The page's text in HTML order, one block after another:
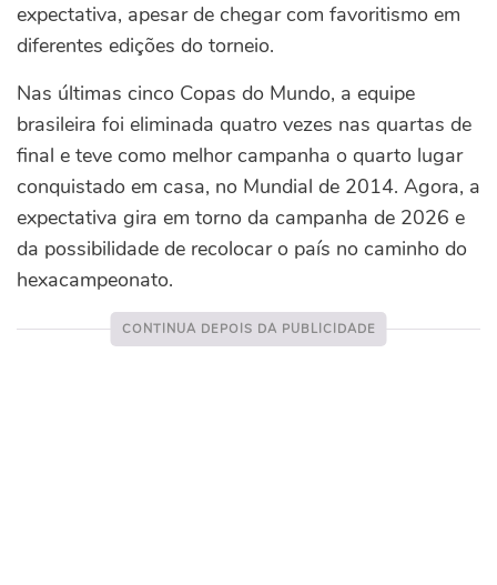
expectativa, apesar de chegar com favoritismo em
diferentes edições do torneio.
Nas últimas cinco Copas do Mundo, a equipe
brasileira foi eliminada quatro vezes nas quartas de
final e teve como melhor campanha o quarto lugar
conquistado em casa, no Mundial de 2014. Agora, a
expectativa gira em torno da campanha de 2026 e
da possibilidade de recolocar o país no caminho do
hexacampeonato.